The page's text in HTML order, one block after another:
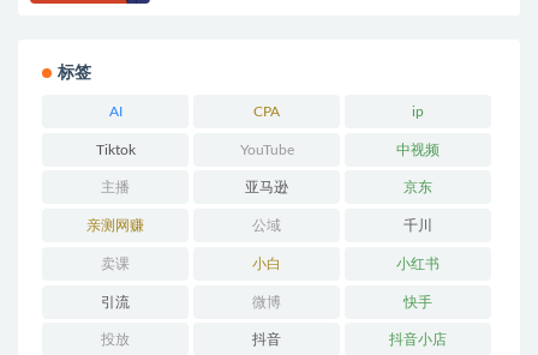
标签
AI CPA ip
Tiktok YouTube 中视频
主播 亚马逊 京东
亲测网赚 公域 千川
卖课 小白 小红书
引流 微博 快手
投放 抖音 抖音小店